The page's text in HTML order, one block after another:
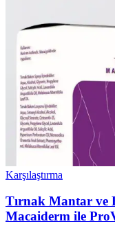
Karşılaştırma
Tırnak Mantar ve
Macaiderm ile